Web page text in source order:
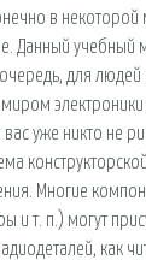
в некоторой
Данный учебный
для людей
уже никто не
Многие
и т. п.) могут
как